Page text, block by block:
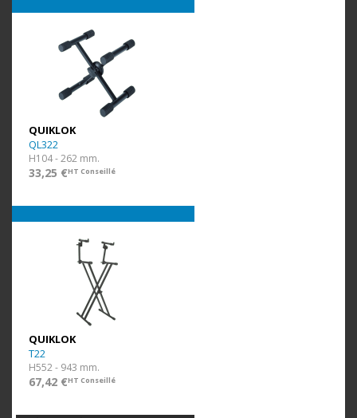
QUIKLOK
QL322
H104 - 262 mm.
33,25 €HT Conseillé
QUIKLOK
T22
H552 - 943 mm.
67,42 €HT Conseillé